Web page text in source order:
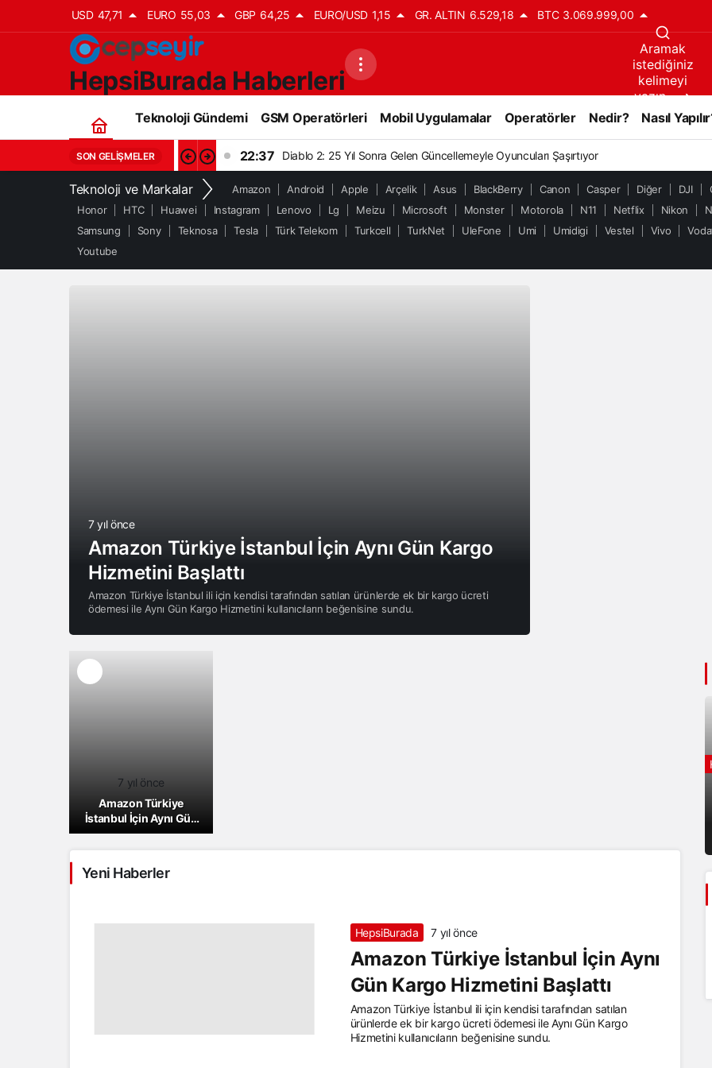
USD 47,71 EURO 55,03 GBP 64,25 EURO/USD 1,15 GR. ALTIN 6.529,18 BTC 3.069.999,00
HepsiBurada Haberleri
Aramak
istediğiniz
kelimeyi
yazın..
Teknoloji Gündemi
GSM Operatörleri Mobil Uygulamalar Operatörler Nedir? Nasıl
SON GELIŞMELER 22:37 Diablo 2: 25 Yıl Sonra Gelen Güncellemeyle Oyuncuları Şaşırtıyor
Teknoloji ve Markalar Amazon Android Apple Arçelik Asus BlackBerry Canon Casper Diğer DJI
Honor
HTC Huawei Instagram Lenovo Lg Meizu Microsoft Monster Motorola N11 Netflix Nikon
Samsung
Sony Teknosa Tesla Türk Telekom Turkcell TurkNet UleFone Umi Umidigi Vestel Vivo
Youtube
7 yıl önce
Amazon Türkiye İstanbul İçin Aynı Gün Kargo
Hizmetini Başlattı
Amazon Türkiye İstanbul ili için kendisi tarafından satılan ürünlerde ek bir kargo ücreti
ödemesi ile Aynı Gün Kargo Hizmetini kullanıcıların beğenisine sundu.
7 yıl önce
Amazon Türkiye
İstanbul İçin Aynı Gün
Kargo Hizmetini Başlattı
Yeni Haberler
HepsiBurada 7 yıl önce
Amazon Türkiye İstanbul İçin Aynı
Gün Kargo Hizmetini Başlattı
Amazon Türkiye İstanbul ili için kendisi tarafından satılan
ürünlerde ek bir kargo ücreti ödemesi ile Aynı Gün Kargo
Hizmetini kullanıcıların beğenisine sundu.